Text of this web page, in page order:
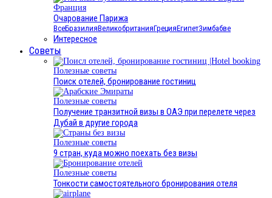
Франция
Очарование Парижа
ВсеБразилияВеликобританияГрецияЕгипетЗимбабве
Интересное
Cоветы
Полезные советы
Поиск отелей, бронирование гостиниц
Полезные советы
Получение транзитной визы в ОАЭ при перелете через
Дубай в другие города
Полезные советы
9 стран, куда можно поехать без визы
Полезные советы
Тонкости самостоятельного бронирования отеля